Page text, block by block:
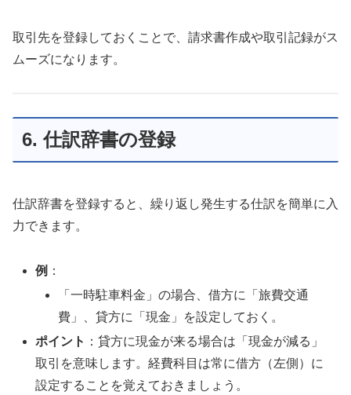
取引先を登録しておくことで、請求書作成や取引記録がス
ムーズになります。
6. 仕訳辞書の登録
仕訳辞書を登録すると、繰り返し発生する仕訳を簡単に入
力できます。
例 ：
「一時駐車料金」の場合、借方に「旅費交通
費」、貸方に「現金」を設定しておく。
ポイント ：貸方に現金が来る場合は「現金が減る」
取引を意味します。経費科目は常に借方（左側）に
設定することを覚えておきましょう。